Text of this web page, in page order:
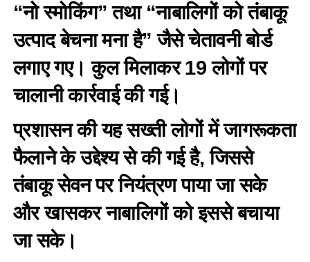
“नो स्मोकिंग” तथा “नाबालिगों को तंबाकू
उत्पाद बेचना मना है” जैसे चेतावनी बोर्ड
लगाए गए। कुल मिलाकर 19 लोगों पर
चालानी कार्रवाई की गई।
प्रशासन की यह सख्ती लोगों में जागरूकता
फैलाने के उद्देश्य से की गई है, जिससे
तंबाकू सेवन पर नियंत्रण पाया जा सके
और खासकर नाबालिगों को इससे बचाया
जा सके।